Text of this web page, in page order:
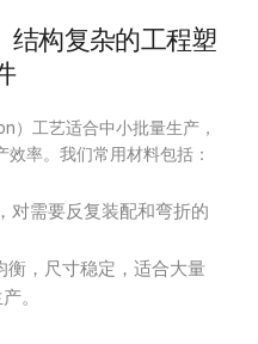
结构复杂的工程塑
）工艺适合中小批量生产，
率。我们常用材料包括：
对需要反复装配和弯折的
衡，尺寸稳定，适合大量
。